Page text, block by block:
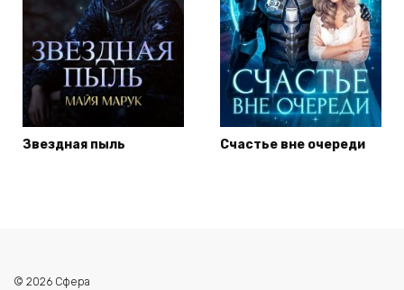
Звездная пыль Счастье вне очереди
© 2026 Сфера